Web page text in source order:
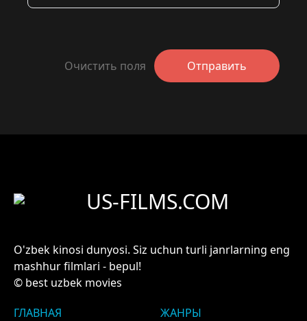
Очистить поля Отправить
US-FILMS.COM
O'zbek kinosi dunyosi. Siz uchun turli janrlarning eng
mashhur filmlari - bepul!
© best uzbek movies
ГЛАВНАЯ
ЖАНРЫ